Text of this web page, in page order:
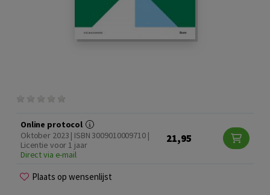
Online protocol
Oktober 2023 | ISBN 3009010009710 |
Licentie voor 1 jaar
Direct via e-mail
21,95
Plaats op wensenlijst